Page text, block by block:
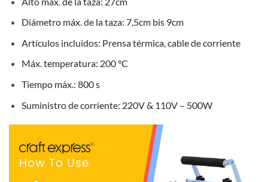
Diámetro máx. de la taza: 7,5cm bis 9cm
Artículos incluidos: Prensa térmica, cable de corriente
Máx. temperatura: 200 °C
Tiempo máx.: 800 s
Suministro de corriente: 220V & 110V – 500W